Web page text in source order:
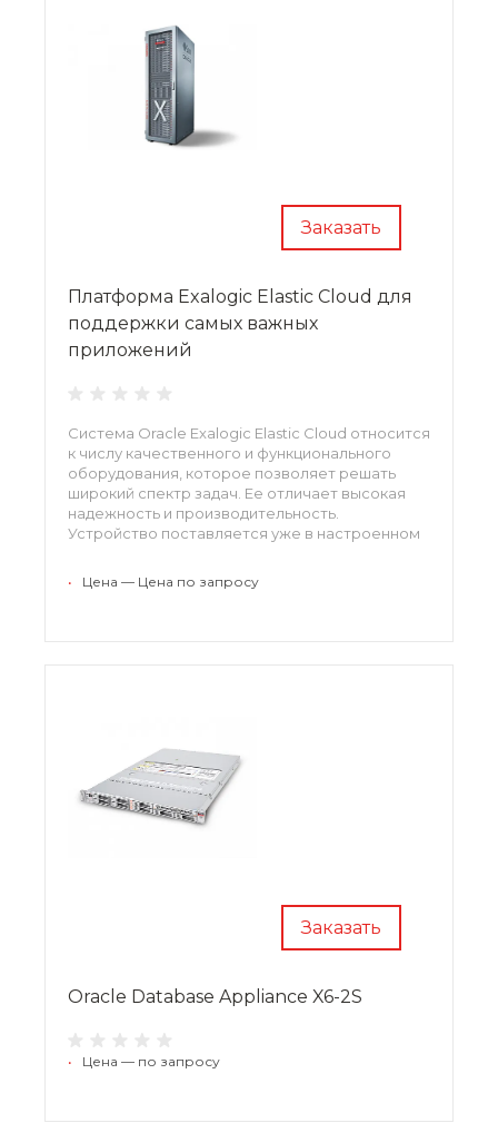
Заказать
Платформа Exalogic Elastic Cloud для
поддержки самых важных
приложений
Система Oracle Exalogic Elastic Cloud относится
к числу качественного и функционального
оборудования, которое позволяет решать
широкий спектр задач. Ее отличает высокая
надежность и производительность.
Устройство поставляется уже в настроенном
универсальным решением от известного
• Цена — Цена по запросу
Заказать
Oracle Database Appliance X6-2S
• Цена — по запросу